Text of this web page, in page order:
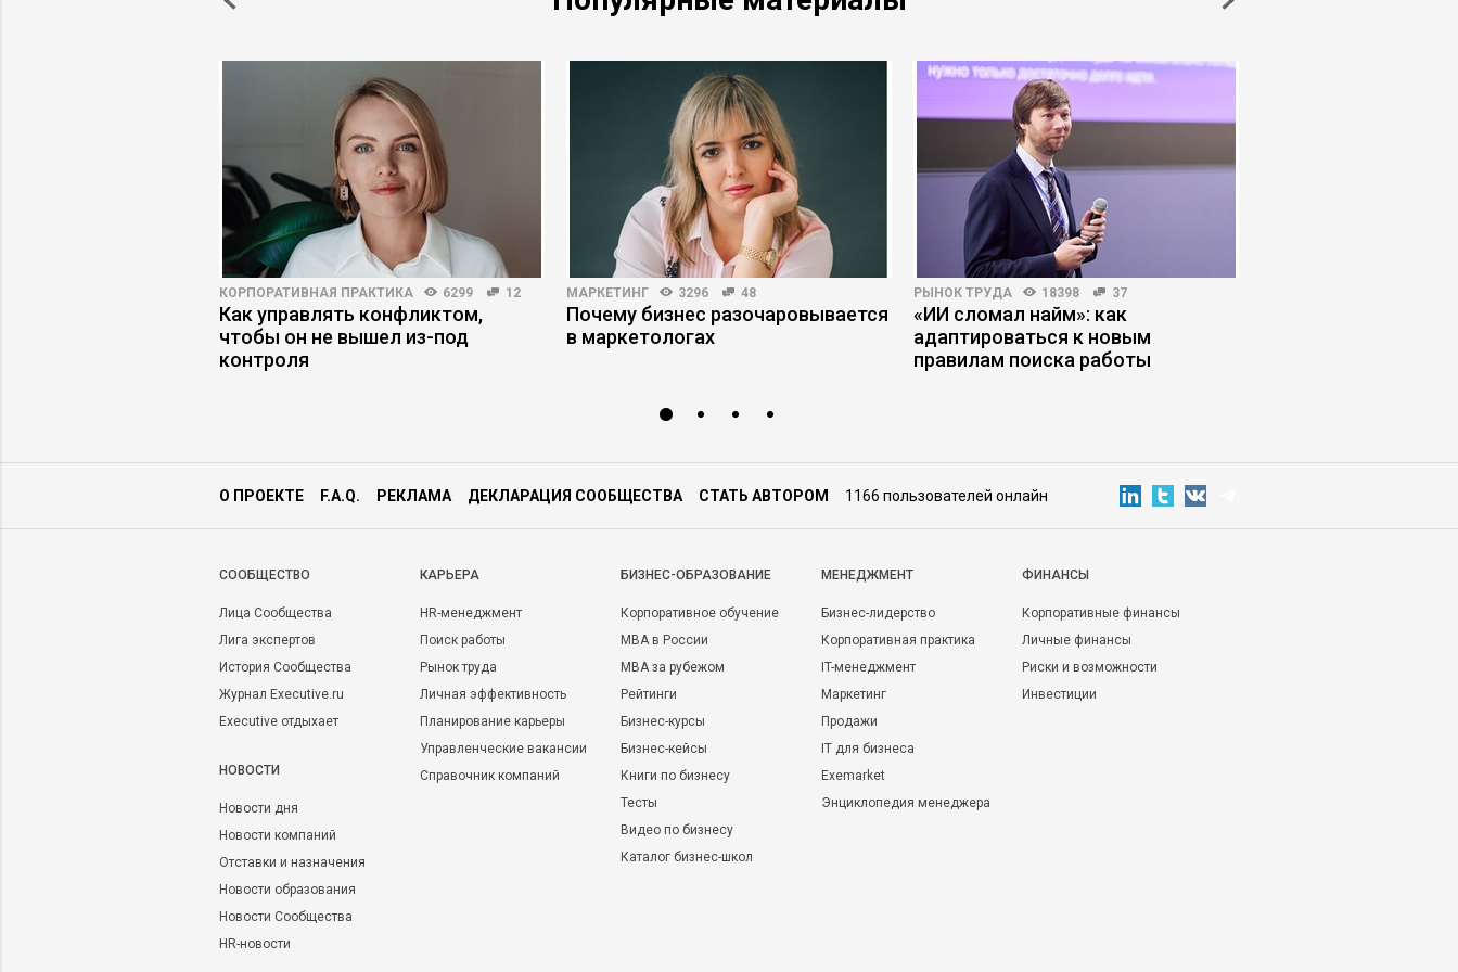
КОРПОРАТИВНАЯ ПРАКТИКА 6299 12
Как управлять конфликтом,
чтобы он не вышел из-под
контроля
МАРКЕТИНГ 3296 48
Почему бизнес разочаровывается
в маркетологах
РЫНОК ТРУДА 18398 37
«ИИ сломал найм»: как
адаптироваться к новым
правилам поиска работы
О ПРОЕКТЕ F.A.Q. РЕКЛАМА ДЕКЛАРАЦИЯ СООБЩЕСТВА СТАТЬ АВТОРОМ 1166 пользователей онлайн
CООБЩЕСТВО
Лица Сообщества
Лига экспертов
История Сообщества
Журнал Executive.ru
Executive отдыхает
НОВОСТИ
Новости дня
Новости компаний
Отставки и назначения
Новости образования
Новости Сообщества
HR-новости
КАРЬЕРА
HR-менеджмент
Поиск работы
Рынок труда
Личная эффективность
Планирование карьеры
Управленческие вакансии
Справочник компаний
БИЗНЕС-ОБРАЗОВАНИЕ
Корпоративное обучение
MBA в России
MBA за рубежом
Рейтинги
Бизнес-курсы
Бизнес-кейсы
Книги по бизнесу
Тесты
Видео по бизнесу
Каталог бизнес-школ
МЕНЕДЖМЕНТ
Бизнес-лидерство
Корпоративная практика
IT-менеджмент
Маркетинг
Продажи
IT для бизнеса
Exemarket
Энциклопедия менеджера
ФИНАНСЫ
Корпоративные финансы
Личные финансы
Риски и возможности
Инвестиции